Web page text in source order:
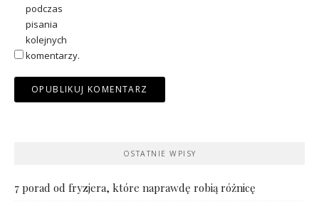
podczas
pisania
kolejnych
komentarzy.
OSTATNIE WPISY
7 porad od fryzjera, które naprawdę robią różnicę